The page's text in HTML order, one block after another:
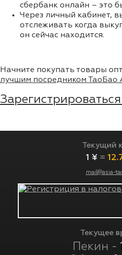
сбербанк онлайн – это
Через личный кабинет,
отслеживать когда
он сейчас находится.
Начните покупать товары
лучшим посредником ТаоБао
Текущий
1 ¥ =
mail@asia-
Текущее
Пекин -